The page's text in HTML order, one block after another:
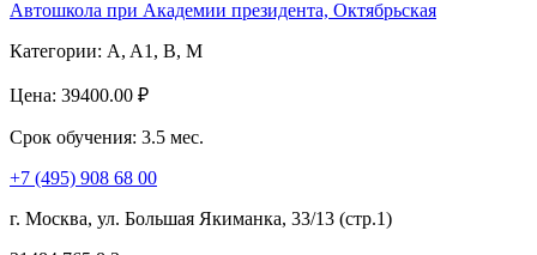
Автошкола при Академии президента, Октябрьская
Категории: A, A1, B, M
Цена: 39400.00 ₽
Срок обучения: 3.5 мес.
+7 (495) 908 68 00
г. Москва, ул. Большая Якиманка, 33/13 (стр.1)